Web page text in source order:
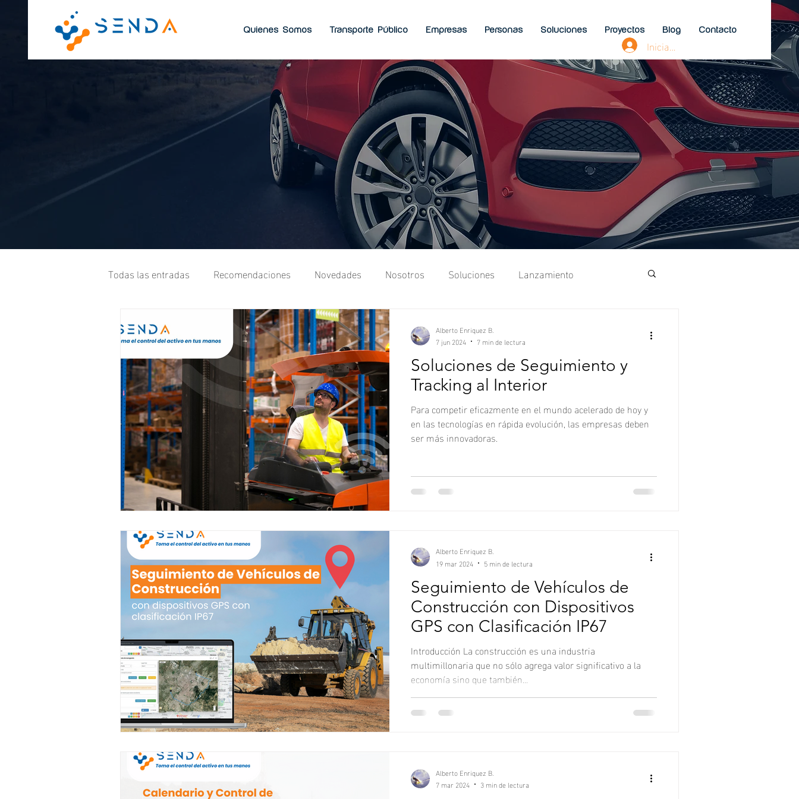
Quienes Somos Transporte Público Empresas Personas Soluciones Proyectos Blog Contacto
Iniciar sesión
Todas las entradas Recomendaciones Novedades Nosotros Soluciones Lanzamiento
Rastreo GPS Caso de Uso IoT LBS Rastreo Satelital
Maquinaria
Soluciones de Seguimiento y
Tracking al Interior
Para competir eficazmente en el mundo acelerado de hoy y
en las tecnologías en rápida evolución, las empresas deben
ser más innovadoras.
Alberto Enriquez B.
7 jun 2024
7 min de lectura
Seguimiento de Vehículos de
Construcción con Dispositivos
GPS con Clasificación IP67
Introducción La construcción es una industria
multimillonaria que no sólo agrega valor significativo a la
economía sino que también...
Alberto Enriquez B.
19 mar 2024
5 min de lectura
Alberto Enriquez B.
7 mar 2024
3 min de lectura